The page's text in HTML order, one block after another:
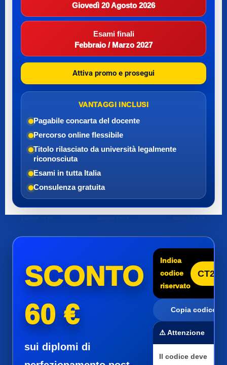
Giovedì 20 Agosto 2026
Esami finali
Febbraio / Marzo 2027
Attiva promo e prosegui
VANTAGGI INCLUSI
Pagabile concarta del docente
Percorso online flessibile
Titolo rilasciato da università legalmente
riconosciuta
Esami in tutta Italia
Consulenza gratuita
SCONTO
60 €
sui diplomi di
Indica
codice
riservato
CT25
Copia codice
⚠️ Attenzione
Il codice deve